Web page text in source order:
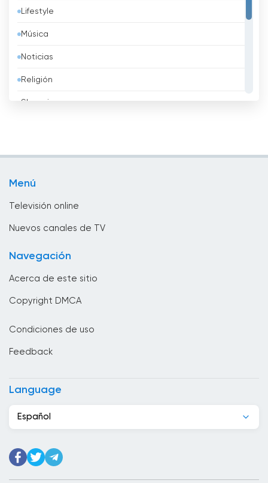
Barbados
Belarus
Bélgica
Belice
Canadá
Chad
Colombia
Lifestyle
Música
Noticias
Religión
Shopping
Menú
Televisión online
Nuevos canales de TV
Navegación
Acerca de este sitio
Copyright DMCA
Condiciones de uso
Feedback
Language
Español